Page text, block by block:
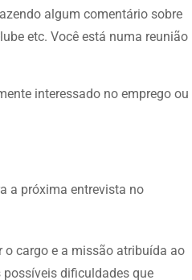
algum comentário sobre
etc. Você está numa reunião
interessado no emprego ou
a próxima entrevista no
o cargo e a missão atribuída ao
possíveis dificuldades que